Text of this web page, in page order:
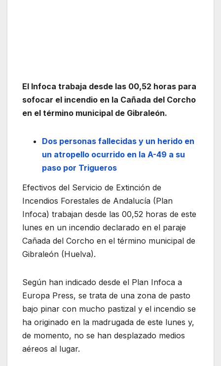
El Infoca trabaja desde las 00,52 horas para
sofocar el incendio en la Cañada del Corcho
en el término municipal de Gibraleón.
Dos personas fallecidas y un herido en
un atropello ocurrido en la A-49 a su
paso por Trigueros
Efectivos del Servicio de Extinción de
Incendios Forestales de Andalucía (Plan
Infoca) trabajan desde las 00,52 horas de este
lunes en un incendio declarado en el paraje
Cañada del Corcho en el término municipal de
Gibraleón (Huelva).
Según han indicado desde el Plan Infoca a
Europa Press, se trata de una zona de pasto
bajo pinar con mucho pastizal y el incendio se
ha originado en la madrugada de este lunes y,
de momento, no se han desplazado medios
aéreos al lugar.